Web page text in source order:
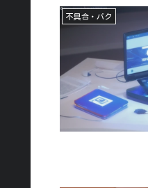
不具合・バク